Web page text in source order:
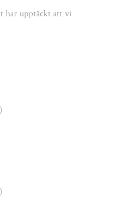
har upptäckt att vi